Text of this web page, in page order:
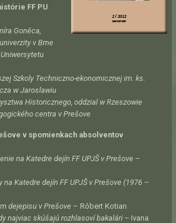
FF PU
Goněca,
v Brne
Szkoly Techniczno-ekonomicznej im. ks.
w Jaroslawiu
Historicznego, oddzial w Rzeszowie
centra v Prešove
v spomienkach absolventov
na Katedre dejín FF UPJŠ v Prešove –
Katedre dejín FF UPJŠ v Prešove (1976 –
dejepisu v Prešove – Róbert Kotian
najviac skúšajú rozhlasoví bakalári – Ivana